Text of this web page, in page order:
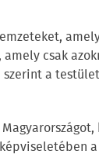
csak
a